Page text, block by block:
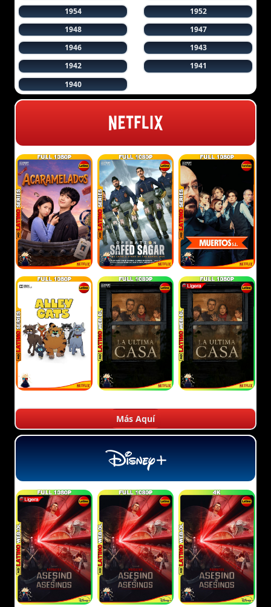
1954
1952
1948
1947
1946
1943
1942
1941
1940
Más Aquí